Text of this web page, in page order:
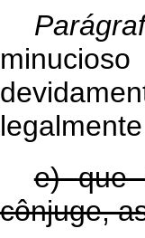
e)que
cônjuge,